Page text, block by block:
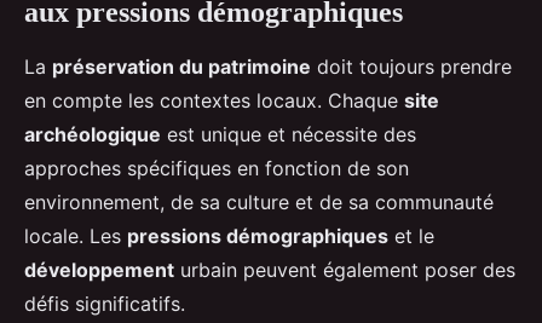
aux pressions démographiques
La préservation du patrimoine doit toujours prendre
en compte les contextes locaux. Chaque site
archéologique est unique et nécessite des
approches spécifiques en fonction de son
environnement, de sa culture et de sa communauté
locale. Les pressions démographiques et le
développement urbain peuvent également poser des
défis significatifs.